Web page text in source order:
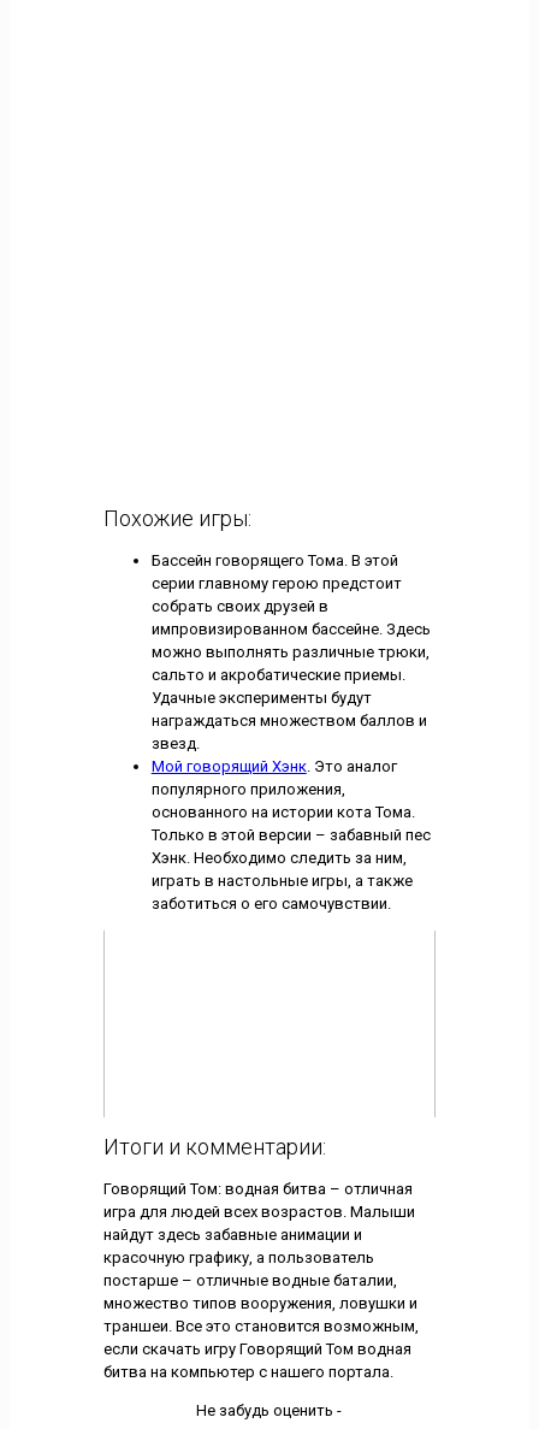
Похожие игры:
Бассейн говорящего Тома. В этой
серии главному герою предстоит
собрать своих друзей в
импровизированном бассейне. Здесь
можно выполнять различные трюки,
сальто и акробатические приемы.
Удачные эксперименты будут
награждаться множеством баллов и
звезд.
Мой говорящий Хэнк. Это аналог
популярного приложения,
основанного на истории кота Тома.
Только в этой версии – забавный пес
Хэнк. Необходимо следить за ним,
играть в настольные игры, а также
заботиться о его самочувствии.
Итоги и комментарии:
Говорящий Том: водная битва – отличная
игра для людей всех возрастов. Малыши
найдут здесь забавные анимации и
красочную графику, а пользователь
постарше – отличные водные баталии,
множество типов вооружения, ловушки и
траншеи. Все это становится возможным,
если скачать игру Говорящий Том водная
битва на компьютер с нашего портала.
Не забудь оценить -